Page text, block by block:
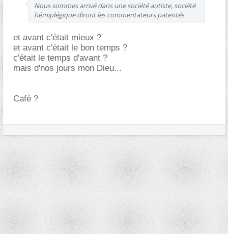
Nous sommes arrivé dans une société autiste, société
hémiplégique diront les commentateurs patentés
et avant c'était mieux ?
et avant c'était le bon temps ?
c'était le temps d'avant ?
mais d'nos jours mon Dieu...
Café ?